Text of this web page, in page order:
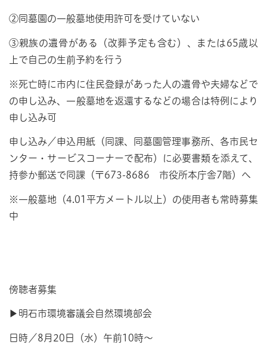
②同墓園の一般墓地使用許可を受けていない
③親族の遺骨がある（改葬予定も含む）、または65歳以
上で自己の生前予約を行う
※死亡時に市内に住民登録があった人の遺骨や夫婦などで
の申し込み、一般墓地を返還するなどの場合は特例により
申し込み可
申し込み／申込用紙（同課、同墓園管理事務所、各市民セ
ンター・サービスコーナーで配布）に必要書類を添えて、
持参か郵送で同課（〒673-8686 市役所本庁舎7階）へ
※一般墓地（4.01平方メートル以上）の使用者も常時募集
中
傍聴者募集
▶明石市環境審議会自然環境部会
日時／8月20日（水）午前10時～